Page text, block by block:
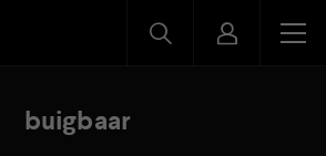
buigbaar